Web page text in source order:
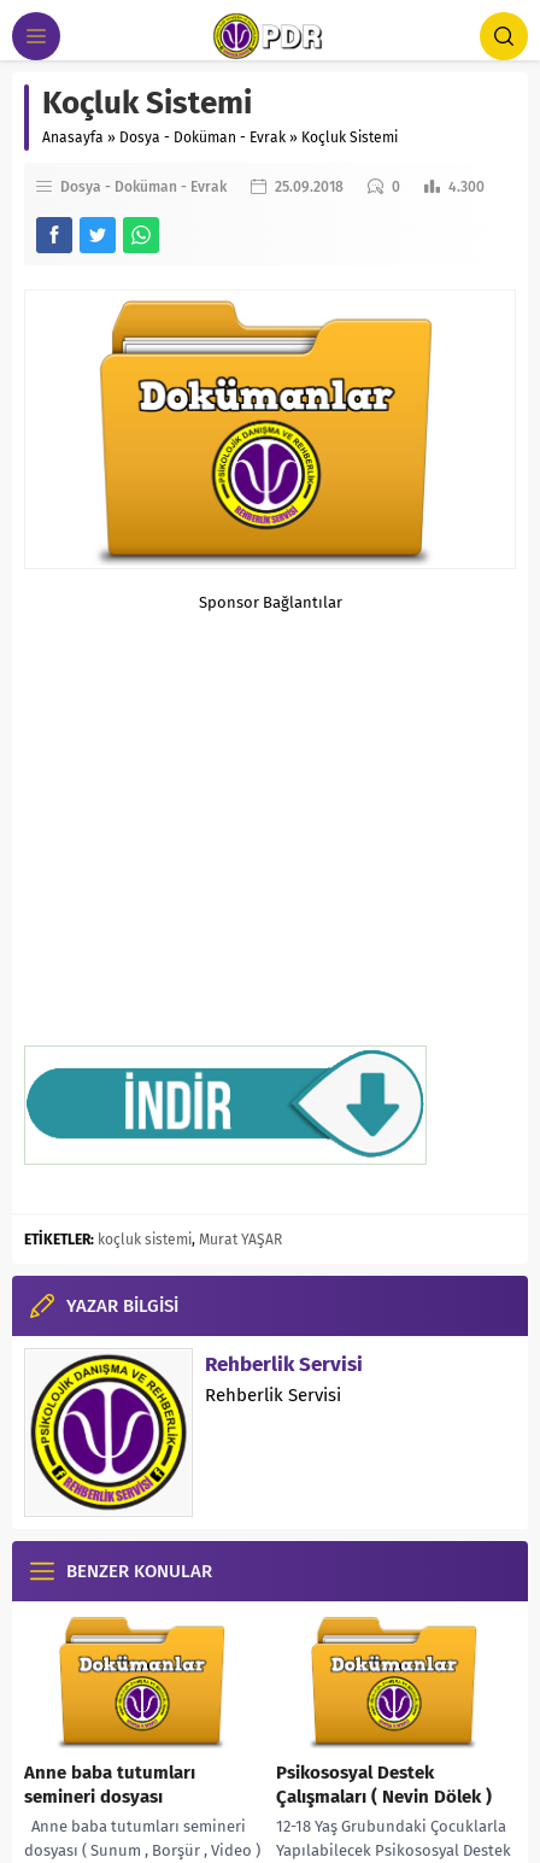
Koçluk Sistemi
Anasayfa » Dosya - Doküman - Evrak » Koçluk Sistemi
Dosya - Doküman - Evrak 25.09.2018 0 4.300
Sponsor Bağlantılar
ETİKETLER: koçluk sistemi, Murat YAŞAR
YAZAR BİLGİSİ
Rehberlik Servisi
Rehberlik Servisi
BENZER KONULAR
Anne baba tutumları
semineri dosyası
Anne baba tutumları semineri
dosyası ( Sunum , Borşür , Video )
Psikososyal Destek
Çalışmaları ( Nevin Dölek )
12-18 Yaş Grubundaki Çocuklarla
Yapılabilecek Psikososyal Destek